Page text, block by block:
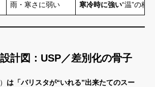
雨・寒さに弱い 寒冷時に強い“温”の核
計図：USP／差別化の骨子
は「バリスタが“いれる”出来たてのスー